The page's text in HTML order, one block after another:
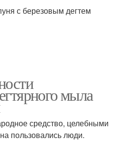
с березовым дегтем
мыла
средство, целебными
пользовались люди.